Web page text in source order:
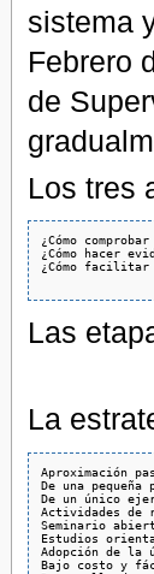
sistema
Febrero
de
Los tres
¿Cómo
¿Cómo hacer
¿Cómo facilitar
Las
La
Aproximación
De una
De un único
Actividades de
Seminario
Estudios
Adopción de la
Bajo costo y